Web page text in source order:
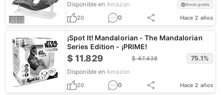
Disponible en Amazon Envío gratis
20 0 Hace 2 años
¡Spot It! Mandalorian - The Mandalorian
Series Edition - ¡PRIME!
$11.829 $47.438 75.1%
Disponible en Amazon
20 0 Hace 2 años